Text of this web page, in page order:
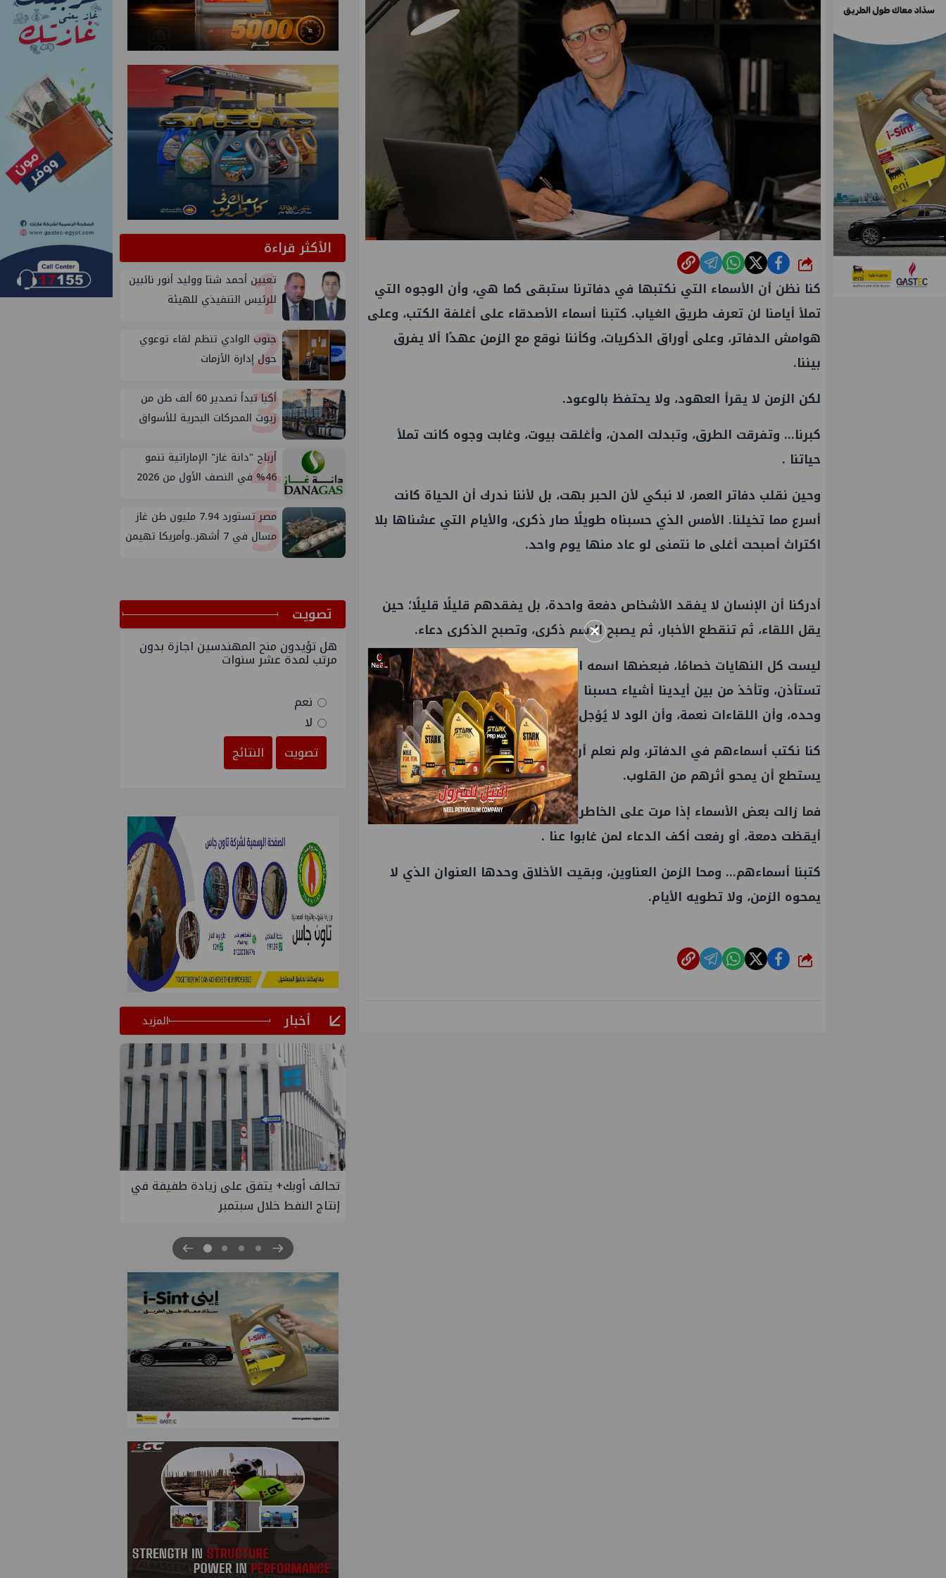
شارك
كنا نظن أن الأسماء التي نكتبها في دفاترنا ستبقى كما هي، وأن الوجوه التي
تملأ أيامنا لن تعرف طريق الغياب. كتبنا أسماء الأصدقاء على أغلفة الكتب، وعلى
هوامش الدفاتر، وعلى أوراق الذكريات، وكأننا نوقع مع الزمن عهدًا ألا يفرق
بيننا.
لكن الزمن لا يقرأ العهود، ولا يحتفظ بالوعود.
كبرنا... وتفرقت الطرق، وتبدلت المدن، وأغلقت بيوت، وغابت وجوه كانت تملأ
حياتنا .
وحين نقلب دفاتر العمر، لا نبكي لأن الحبر بهت، بل لأننا ندرك أن الحياة كانت
أسرع مما تخيلنا. الأمس الذي حسبناه طويلًا صار ذكرى، والأيام التي عشناها بلا
اكتراث أصبحت أغلى ما نتمنى لو عاد منها يوم واحد.
أدركنا أن الإنسان لا يفقد الأشخاص دفعة واحدة، بل يفقدهم قليلًا قليلًا؛ حين
يقل اللقاء، ثم تنقطع الأخبار، ثم يصبح الاسم ذكرى، وتصبح الذكرى دعاء.
ليست كل النهايات خصامًا، فبعضها اسمه الحياة الحياة التي تمضي بنا دون أن
تستأذن، وتأخذ من بين أيدينا أشياء حسبنا أنها باقية، لتعلمنا أن البقاء لله
وحده، وأن اللقاءات نعمة، وأن الود لا يُؤجل، والكلمة الطيبة لا ينبغي أن تُؤخر.
كنا نكتب أسماءهم في الدفاتر، ولم نعلم أن الزمن سيمحو العناوين، لكنه لم
يستطع أن يمحو أثرهم من القلوب.
فما زالت بعض الأسماء إذا مرت على الخاطر أزهرت في النفس ابتسامة، أو
أيقظت دمعة، أو رفعت أكف الدعاء لمن غابوا عنا .
كتبنا أسماءهم... ومحا الزمن العناوين، وبقيت الأخلاق وحدها العنوان الذي لا
يمحوه الزمن، ولا تطويه الأيام.
شارك
الأكثر قراءة
1
تعيين أحمد شتا ووليد أنور نائبين
للرئيس التنفيذي للهيئة
2
جنوب الوادي تنظم لقاء توعوي
حول إدارة الأزمات
3
أكبا تبدأ تصدير 60 ألف طن من
زيوت المحركات البحرية للأسواق
4
أرباح "دانة غاز" الإماراتية تنمو
46% في النصف الأول من 2026
5
مصر تستورد 7.94 مليون طن غاز
مسال في 7 أشهر..وأمريكا تهيمن
ﺗﺼﻮﻳﺖ
هل تؤيدون منح المهندسين اجازة بدون
مرتب لمدة عشر سنوات
نعم
لا
تصويت
النتائج
أخبار المزيد
تحالف أوبك+ يتفق على زيادة طفيفة في
إنتاج النفط خلال سبتمبر
إسدال الستار على النسخة
×